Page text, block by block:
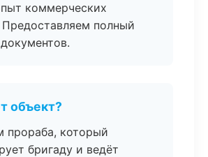
коммерческих
Предоставляем полный
объект?
прораба, который
бригаду и ведёт